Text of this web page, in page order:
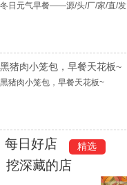
冬日元气早餐——源/头/厂/家/直/发
黑猪肉小笼包，早餐天花板~
黑猪肉小笼包，早餐天花板~
精选
挖深藏的店
每日好店